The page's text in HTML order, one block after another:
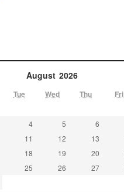
August 2026
Tue Wed Thu Fri
4 5 6
11 12 13
18 19 20
25 26 27